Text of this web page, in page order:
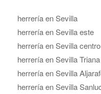
herrería en Sevilla
herrería en Sevilla este
herrería en Sevilla centro
herrería en Sevilla Triana
herrería en Sevilla
herrería en Sevilla